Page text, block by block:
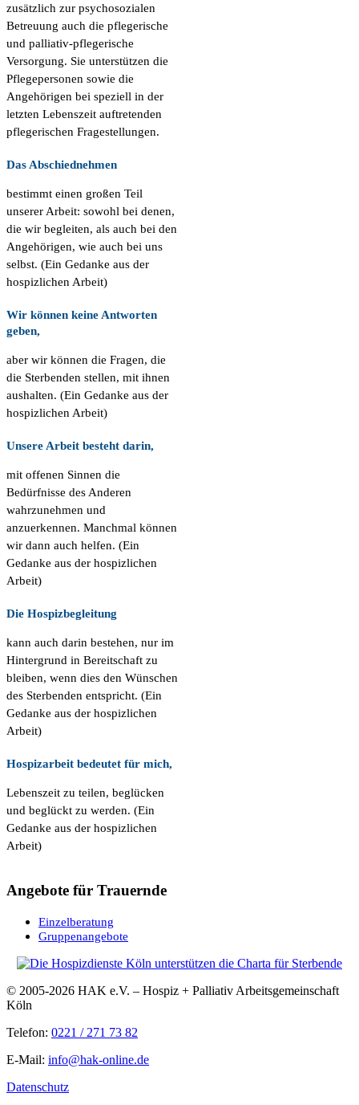
zusätzlich zur psychosozialen
Betreuung auch die pflegerische
und palliativ-pflegerische
Versorgung. Sie unterstützen die
Pflegepersonen sowie die
Angehörigen bei speziell in der
letzten Lebenszeit auftretenden
pflegerischen Fragestellungen.
Das Abschiednehmen
bestimmt einen großen Teil
unserer Arbeit: sowohl bei denen,
die wir begleiten, als auch bei den
Angehörigen, wie auch bei uns
selbst. (Ein Gedanke aus der
hospizlichen Arbeit)
Wir können keine Antworten
geben,
aber wir können die Fragen, die
die Sterbenden stellen, mit ihnen
aushalten. (Ein Gedanke aus der
hospizlichen Arbeit)
Unsere Arbeit besteht darin,
mit offenen Sinnen die
Bedürfnisse des Anderen
wahrzunehmen und
anzuerkennen. Manchmal können
wir dann auch helfen. (Ein
Gedanke aus der hospizlichen
Arbeit)
Die Hospizbegleitung
kann auch darin bestehen, nur im
Hintergrund in Bereitschaft zu
bleiben, wenn dies den Wünschen
des Sterbenden entspricht. (Ein
Gedanke aus der hospizlichen
Arbeit)
Hospizarbeit bedeutet für mich,
Lebenszeit zu teilen, beglücken
und beglückt zu werden. (Ein
Gedanke aus der hospizlichen
Arbeit)
Angebote für Trauernde
Einzelberatung
Gruppenangebote
© 2005-2026 HAK e.V. – Hospiz + Palliativ Arbeitsgemeinschaft
Köln
Telefon: 0221 / 271 73 82
E-Mail: info@hak-online.de
Datenschutz